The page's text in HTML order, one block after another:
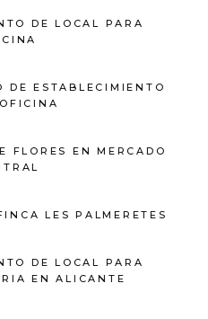
DE LOCAL PARA
DE ESTABLECIMIENTO
FLORES EN MERCADO
LES PALMERETES
DE LOCAL PARA
EN ALICANTE